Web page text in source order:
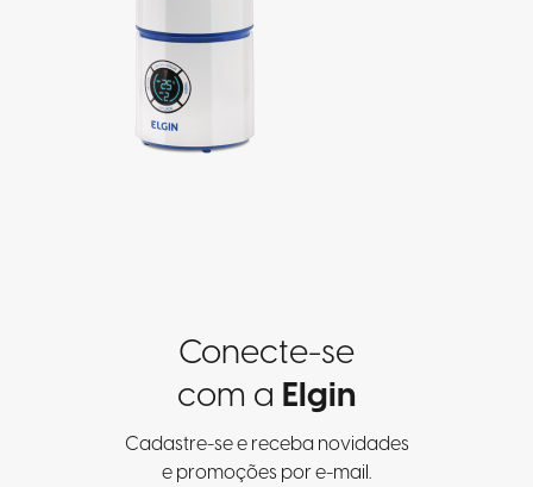
Conecte-se
com a Elgin
Cadastre-se e receba novidades
e promoções por e-mail.